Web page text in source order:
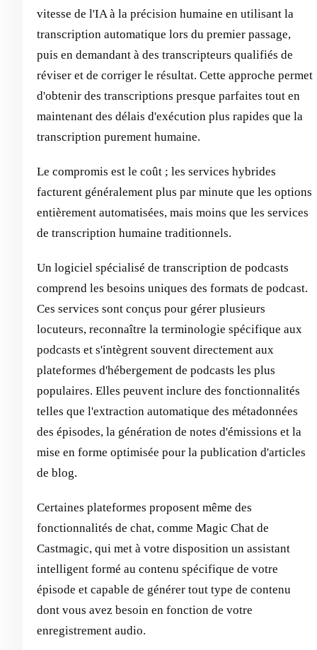
vitesse de l'IA à la précision humaine en utilisant la
transcription automatique lors du premier passage,
puis en demandant à des transcripteurs qualifiés de
réviser et de corriger le résultat. Cette approche permet
d'obtenir des transcriptions presque parfaites tout en
maintenant des délais d'exécution plus rapides que la
transcription purement humaine.
Le compromis est le coût ; les services hybrides
facturent généralement plus par minute que les options
entièrement automatisées, mais moins que les services
de transcription humaine traditionnels.
Un logiciel spécialisé de transcription de podcasts
comprend les besoins uniques des formats de podcast.
Ces services sont conçus pour gérer plusieurs
locuteurs, reconnaître la terminologie spécifique aux
podcasts et s'intègrent souvent directement aux
plateformes d'hébergement de podcasts les plus
populaires. Elles peuvent inclure des fonctionnalités
telles que l'extraction automatique des métadonnées
des épisodes, la génération de notes d'émissions et la
mise en forme optimisée pour la publication d'articles
de blog.
Certaines plateformes proposent même des
fonctionnalités de chat, comme Magic Chat de
Castmagic, qui met à votre disposition un assistant
intelligent formé au contenu spécifique de votre
épisode et capable de générer tout type de contenu
dont vous avez besoin en fonction de votre
enregistrement audio.